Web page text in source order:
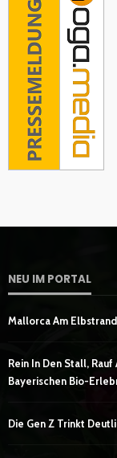
NEU IM PORTAL
Mallorca Am Elbstrand
Rein In Den Stall,
Bayerischen Bio-
Die Gen Z Trinkt